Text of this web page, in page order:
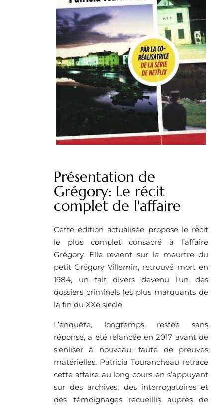
Présentation de
Grégory: Le récit
complet de l'affaire
Cette édition actualisée propose le récit
le plus complet consacré à l’affaire
Grégory. Elle revient sur le meurtre du
petit Grégory Villemin, retrouvé mort en
1984, un fait divers devenu l’un des
dossiers criminels les plus marquants de
la fin du XXe siècle.
L’enquête, longtemps restée sans
réponse, a été relancée en 2017 avant de
s’enliser à nouveau, faute de preuves
matérielles. Patricia Tourancheau retrace
cette affaire au long cours en s’appuyant
sur des archives, des interrogatoires et
des témoignages recueillis auprès de